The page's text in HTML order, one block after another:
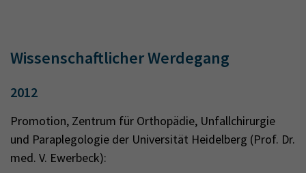
Wissenschaftlicher Werdegang
2012
Promotion, Zentrum für Orthopädie, Unfallchirurgie
und Paraplegologie der Universität Heidelberg (Prof. Dr.
med. V. Ewerbeck):